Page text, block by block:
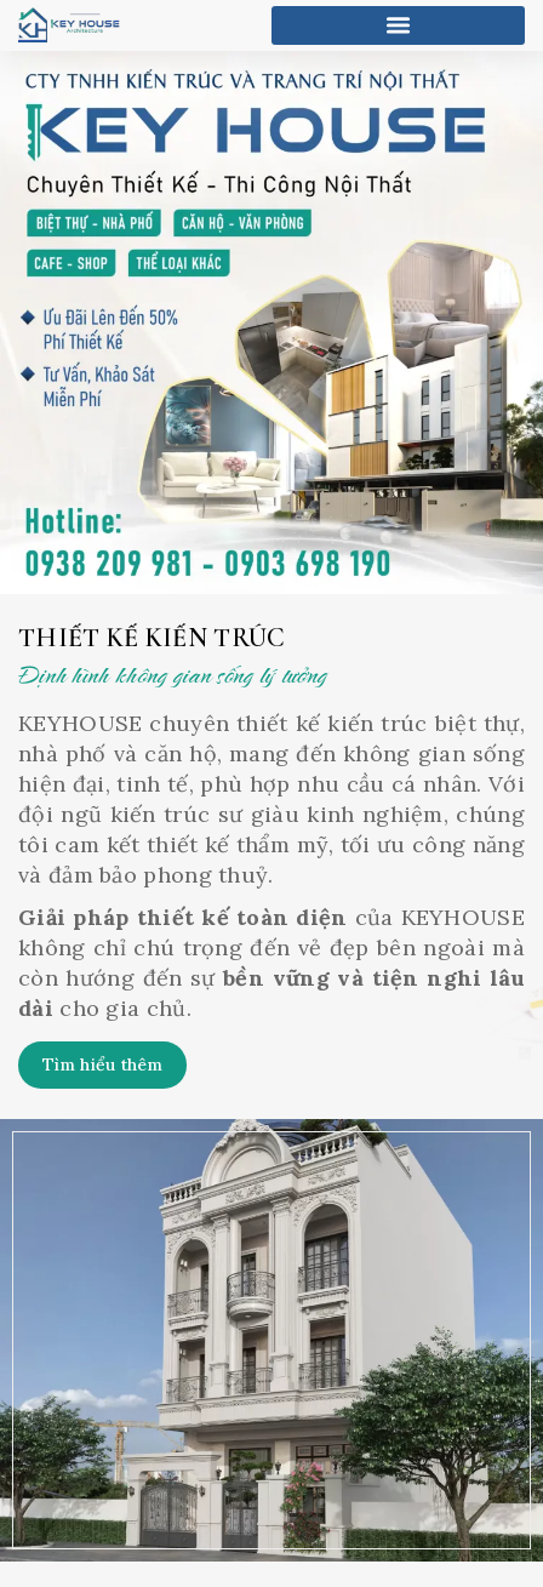
THIẾT KẾ KIẾN TRÚC
Định hình không gian sống lý tưởng
KEYHOUSE chuyên thiết kế kiến trúc biệt thự,
nhà phố và căn hộ, mang đến không gian sống
hiện đại, tinh tế, phù hợp nhu cầu cá nhân. Với
đội ngũ kiến trúc sư giàu kinh nghiệm, chúng
tôi cam kết thiết kế thẩm mỹ, tối ưu công năng
và đảm bảo phong thuỷ.
Giải pháp thiết kế toàn diện của KEYHOUSE
không chỉ chú trọng đến vẻ đẹp bên ngoài mà
còn hướng đến sựbền vững và tiện nghi lâu
dài cho gia chủ.
Tìm hiểu thêm